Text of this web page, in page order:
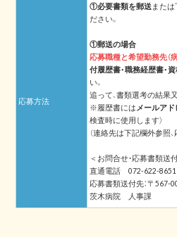
応募方法
①必要書類を郵送また
ださい。
①郵送の場合
応募職種と希望勤務先（
付履歴書・職務経歴書・
い。
追って、書類選考の結果
※履歴書にはメールアド
検査時に使用します）
（連絡先は下記欄外参照
＜お問合せ・応募書類送
直通電話 072-622-8651
応募書類送付先：〒
茨木病院 人事課